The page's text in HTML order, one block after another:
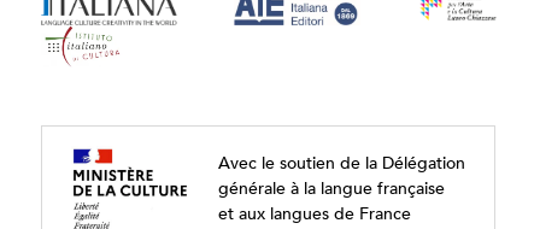
Avec le soutien de la Délégation
générale à la langue française
et aux langues de France